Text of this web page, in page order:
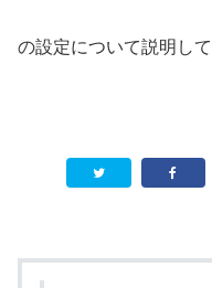
の設定について説明し